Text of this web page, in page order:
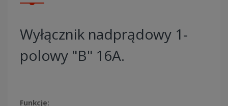
Wyłącznik nadprądowy 1-
polowy "B" 16A.
Funkcje: